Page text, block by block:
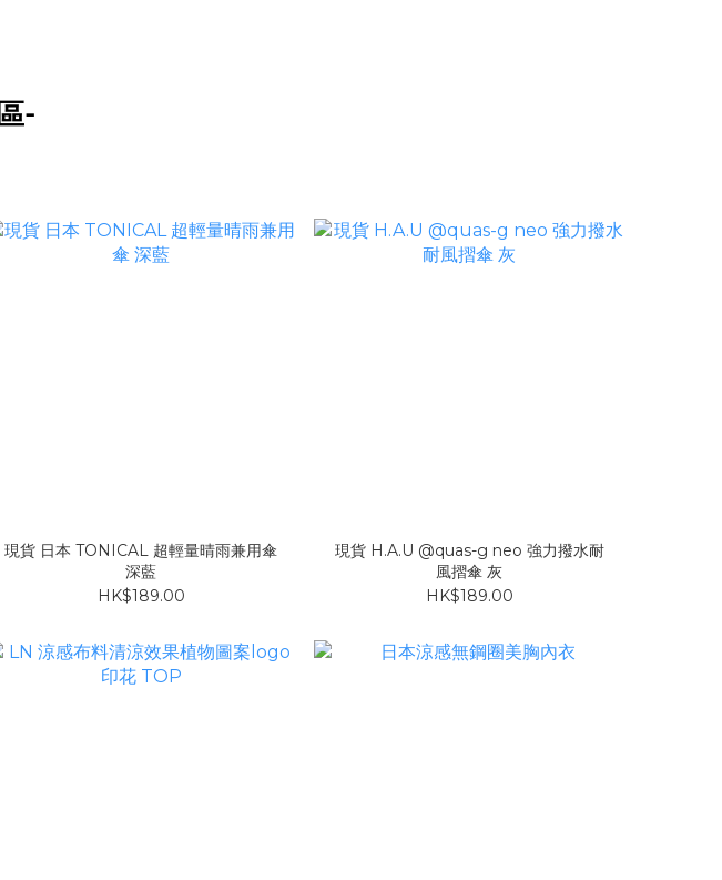
-
現貨 日本 TONICAL 超輕量晴雨兼用傘
深藍
HK$189.00
現貨 H.A.U @quas-g neo 強力撥水耐
風摺傘 灰
HK$189.00